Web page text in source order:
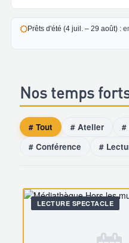
Prêts d'été (4 juil. – 29 août) :
Nos temps
# Tout # Atelier #
# Conférence
#
LECTURE SPECTACLE